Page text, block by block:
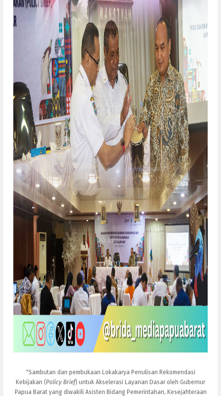
"Sambutan dan pembukaan Lokakarya Penulisan Rekomendasi
Kebijakan (Policy Brief) untuk Akselerasi Layanan Dasar oleh Gubernur
Papua Barat yang diwakili Asisten Bidang Pemerintahan, Kesejahteraan